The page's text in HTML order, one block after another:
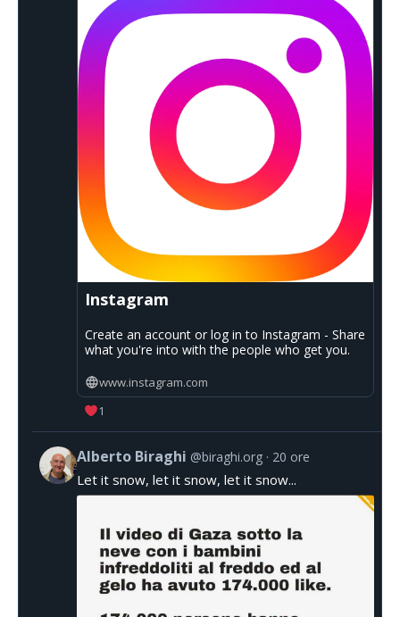
Instagram
Create an account or log in to Instagram - Share
what you're into with the people who get you.
www.instagram.com
1
Alberto Biraghi @biraghi.org 20 ore
Let it snow, let it snow, let it snow...